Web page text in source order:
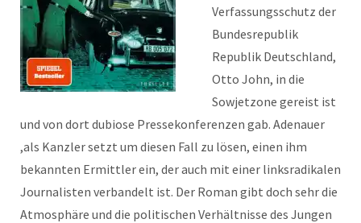
Verfassungsschutz der
Bundesrepublik
Republik Deutschland,
Otto John, in die
Sowjetzone gereist ist
und von dort dubiose Pressekonferenzen gab. Adenauer
,als Kanzler setzt um diesen Fall zu lösen, einen ihm
bekannten Ermittler ein, der auch mit einer linksradikalen
Journalisten verbandelt ist. Der Roman gibt doch sehr die
Atmosphäre und die politischen Verhältnisse des Jungen